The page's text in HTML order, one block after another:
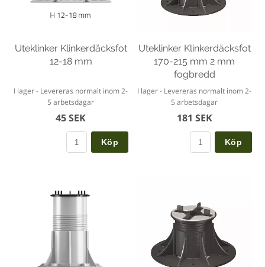
Uteklinker Klinkerdäcksfot
12-18 mm
I lager - Levereras normalt inom 2-
5 arbetsdagar
45 SEK
Köp
Uteklinker Klinkerdäcksfot
170-215 mm 2 mm
fogbredd
I lager - Levereras normalt inom 2-
5 arbetsdagar
181 SEK
Köp